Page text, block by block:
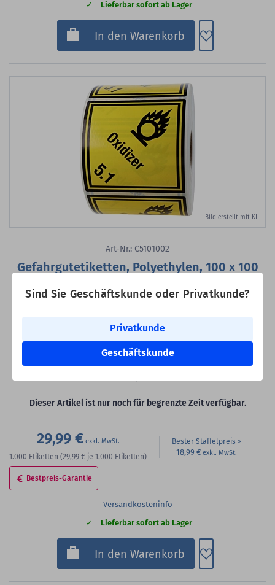
Sind Sie Geschäftskunde oder Privatkunde?
Privatkunde
Geschäftskunde
Lieferbar sofort ab Lager
In den Warenkorb Zum
Bild erstellt mit KI
Art-Nr.: C5101002
Gefahrgutetiketten, Polyethylen, 100 x 100
Material:Polyethylen
permanent klebend
Rollenkern:1,57 Zoll (40 mm)
Dieser Artikel ist nur noch für begrenzte Zeit verfügbar.
29,99 €
1.000 Etiketten (29,99 € je 1.000 Etiketten)
Bester Staffelpreis
18,99 €
Bestpreis-Garantie
Versandkosteninfo
Lieferbar sofort ab Lager
In den Warenkorb Zum